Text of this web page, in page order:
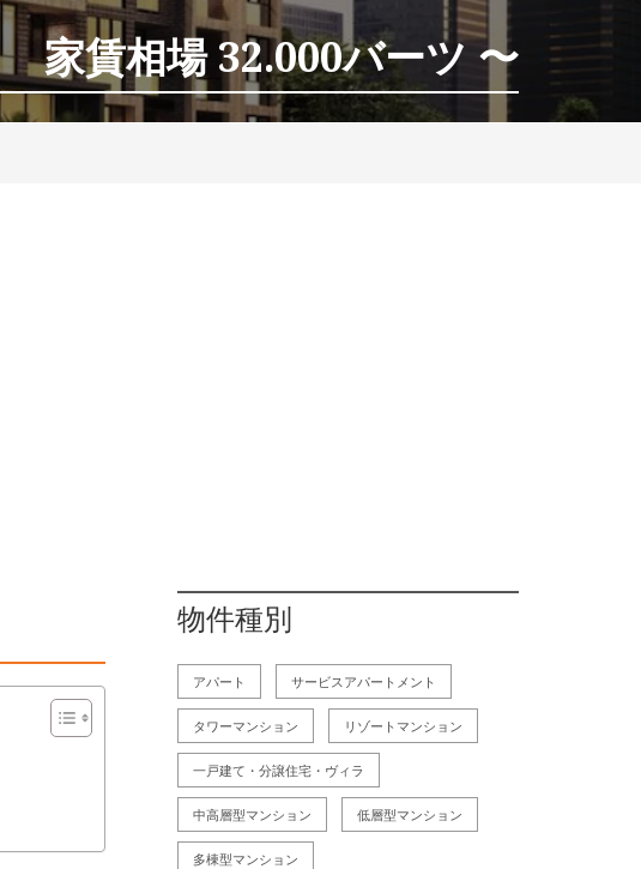
家賃相場 32.000バーツ 〜
物件種別
アパート サービスアパートメント
タワーマンション リゾートマンション
一戸建て・分譲住宅・ヴィラ
中高層型マンション 低層型マンション
多棟型マンション